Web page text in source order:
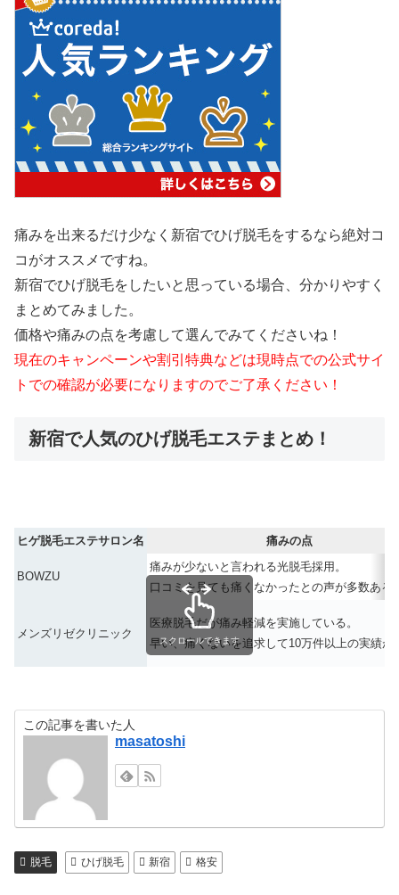
痛みを出来るだけ少なく新宿でひげ脱毛をするなら絶対コ
コがオススメですね。
新宿でひげ脱毛をしたいと思っている場合、分かりやすく
まとめてみました。
価格や痛みの点を考慮して選んでみてくださいね！
現在のキャンペーンや割引特典などは現時点での公式サイ
トでの確認が必要になりますのでご了承ください！
新宿で人気のひげ脱毛エステまとめ！
ヒゲ脱毛エステサロン名 痛みの点
BOWZU
痛みが少ないと言われる光脱毛採用。
口コミを見ても痛くなかったとの声が多数ある
メンズリゼクリニック
医療脱毛だが痛み軽減を実施している。
早い、痛くないを追求して10万件以上の実績が
スクロールできます
この記事を書いた人
masatoshi
脱毛 ひげ脱毛 新宿 格安